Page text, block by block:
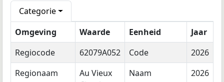
Categorie
Omgeving
Waarde Eenheid
Jaar
Regiocode
62079A052 Code
2026
Regionaam
Au Vieux
Naam 2026